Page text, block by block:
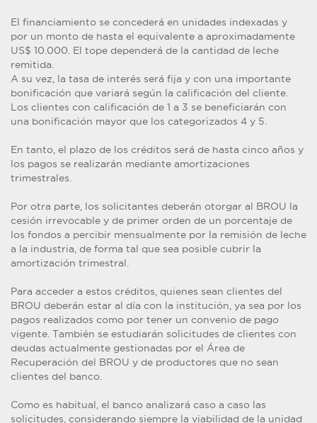
El financiamiento se concederá en unidades indexadas y
por un monto de hasta el equivalente a aproximadamente
US$ 10.000. El tope dependerá de la cantidad de leche
remitida.
A su vez, la tasa de interés será fija y con una importante
bonificación que variará según la calificación del cliente.
Los clientes con calificación de 1 a 3 se beneficiarán con
una bonificación mayor que los categorizados 4 y 5.
En tanto, el plazo de los créditos será de hasta cinco años y
los pagos se realizarán mediante amortizaciones
trimestrales.
Por otra parte, los solicitantes deberán otorgar al BROU la
cesión irrevocable y de primer orden de un porcentaje de
los fondos a percibir mensualmente por la remisión de leche
a la industria, de forma tal que sea posible cubrir la
amortización trimestral.
Para acceder a estos créditos, quienes sean clientes del
BROU deberán estar al día con la institución, ya sea por los
pagos realizados como por tener un convenio de pago
vigente. También se estudiarán solicitudes de clientes con
deudas actualmente gestionadas por el Área de
Recuperación del BROU y de productores que no sean
clientes del banco.
Como es habitual, el banco analizará caso a caso las
solicitudes, considerando siempre la viabilidad de la unidad